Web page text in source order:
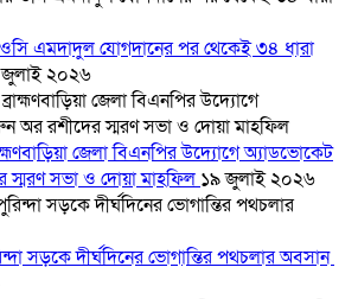
ওসি এমদাদুল যোগদানের পর থেকেই ৩৪ ধারা
২০২৬
জেলা বিএনপির উদ্যোগে অ্যাডভোকেট
স্মরণ সভা ও দোয়া মাহফিল ১৯ জুলাই ২০২৬
সড়কে দীর্ঘদিনের ভোগান্তির পথচলার অবসান